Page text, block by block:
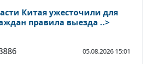
Китая ужесточили для
правила выезда ..>
05.08.2026 15:01